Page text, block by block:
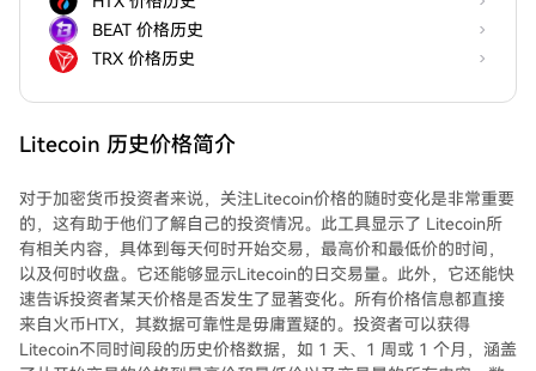
BEAT 价格历史
TRX 价格历史
Litecoin 历史价格简介
对于加密货币投资者来说，关注Litecoin价格的随时变化是非常重要
的，这有助于他们了解自己的投资情况。此工具显示了 Litecoin所
有相关内容，具体到每天何时开始交易，最高价和最低价的时间，
以及何时收盘。它还能够显示Litecoin的日交易量。此外，它还能快
速告诉投资者某天价格是否发生了显著变化。所有价格信息都直接
来自火币HTX，其数据可靠性是毋庸置疑的。投资者可以获得
Litecoin不同时间段的历史价格数据，如 1 天、1 周或 1 个月，涵盖